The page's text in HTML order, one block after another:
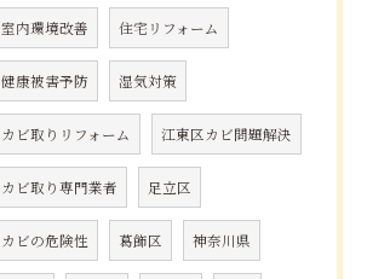
室内環境改善 住宅リフォーム
健康被害予防 湿気対策
カビ取りリフォーム 江東区カビ問題解決
カビ取り専門業者 足立区
カビの危険性 葛飾区 神奈川県